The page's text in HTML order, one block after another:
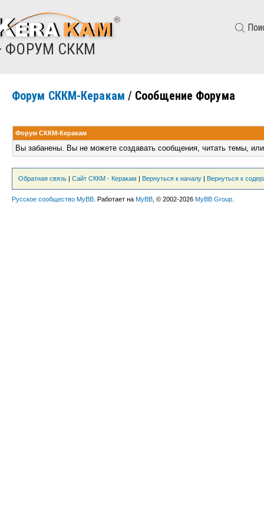
ФОРУМ СККМ
Форум СККМ-Керакам / Сообщение Форума
Форум СККМ-Керакам
Вы забанены. Вы не можете создавать сообщения, читать темы,
Обратная связь | Сайт СККМ - Керакам | Вернуться к началу | Вернуться к
Русское сообщество MyBB . Работает на MyBB , © 2002-2026 MyBB Group